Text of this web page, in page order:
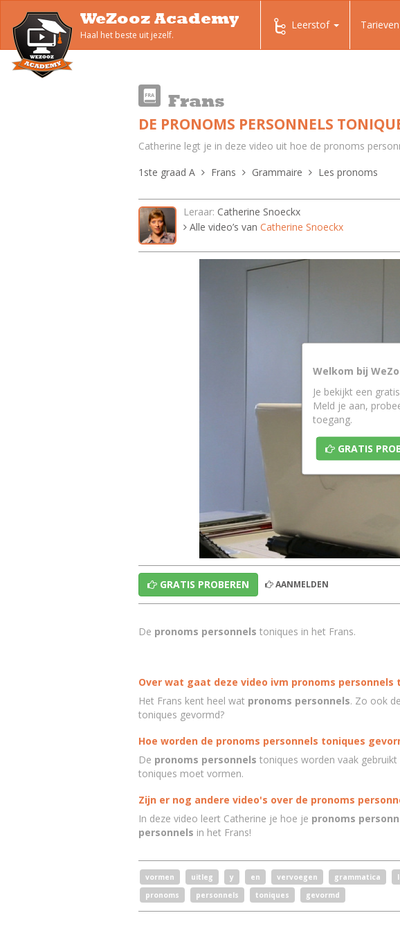
WeZooz Academy
Haal het beste uit jezelf.
Leerstof Tarieven
Frans
DE PRONOMS PERSONNELS
Catherine legt je in deze video uit hoe de pronoms
1ste graad A
Frans Grammaire Les pronoms
Leraar: Catherine Snoeckx
Alle video’s van Catherine Snoeckx
Welkom bij
Je bekijkt een
Meld je aan,
toegang.
GRATIS
GRATIS PROBEREN AANMELDEN
De pronoms personnels toniques in het Frans.
Over wat gaat deze video ivm pronoms personnels
Het Frans kent heel wat pronoms personnels. Zo ook de
toniques gevormd?
Hoe worden de pronoms personnels toniques
De pronoms personnels toniques worden vaak
toniques moet vormen.
Zijn er nog andere video's over de pronoms
In deze video leert Catherine je hoe je pronoms
personnels in het Frans!
vormen uitleg y en vervoegen grammatica
pronoms
personnels toniques gevormd